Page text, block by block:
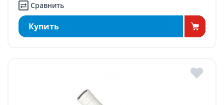
Сравнить
Купить